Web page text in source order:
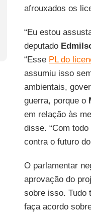
afrouxados os
“Eu estou
deputado
“Esse PL do
assumiu isso
ambientais,
guerra, porque o
em relação às
disse. “Com
contra o futuro do
O parlamentar
aprovação do
sobre isso. Tudo
faça acordo